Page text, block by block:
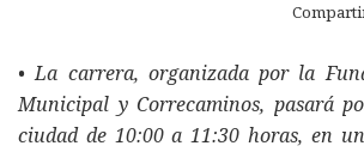
• La carrera, organizada por la
Municipal y Correcaminos, pasará
ciudad de 10:00 a 11:30 horas, en